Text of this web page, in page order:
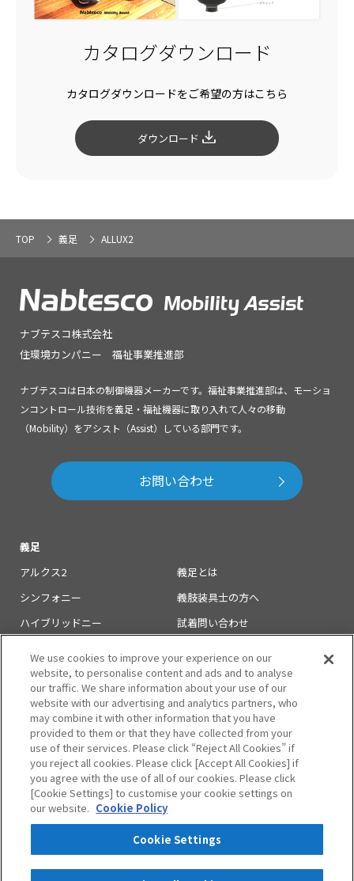
カタログダウンロード
カタログダウンロードをご希望の方はこちら
ダウンロード
TOP 義足 ALLUX2
ナブテスコ株式会社
住環境カンパニー 福祉事業推進部
ナブテスコは日本の制御機器メーカーです。福祉事業推進部は、モーショ
ンコントロール技術を義足・福祉機器に取り入れて人々の移動
（Mobility）をアシスト（Assist）している部門です。
お問い合わせ
義足
アルクス2
シンフォニー
ハイブリッドニー
義足とは
義肢装具士の方へ
試着問い合わせ
義足のお知らせ
学会発表・論文一覧
福祉用具
コンパル
資料
福祉用具のお知らせ
プライバシーポリシー サイトマップ English
We use cookies to improve your experience on our
website, to personalise content and ads and to analyse
our traffic. We share information about your use of our
website with our advertising and analytics partners, who
may combine it with other information that you have
provided to them or that they have collected from your
use of their services. Please click “Reject All Cookies” if
you reject all cookies. Please click [Accept All Cookies] if
you agree with the use of all of our cookies. Please click
[Cookie Settings] to customise your cookie settings on
our website. Cookie Policy
Cookie Settings